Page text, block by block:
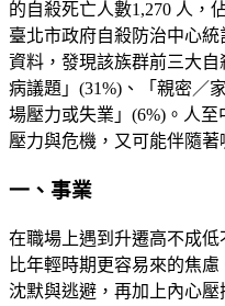
的自殺死亡人數1,270 人，
臺北市政府自殺防治中心統
資料，發現該族群前三大
病議題」(31%)、「親密／
場壓力或失業」(6%)。人
壓力與危機，又可能伴隨著
一、事業
在職場上遇到升遷高不成
比年輕時期更容易來的焦
沈默與逃避，再加上內心